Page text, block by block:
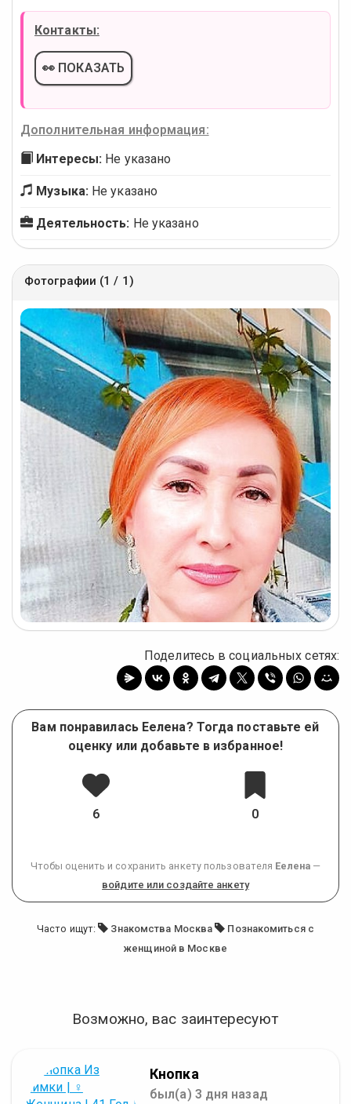
Контакты:
👀 ПОКАЗАТЬ
Дополнительная информация:
Интересы: Не указано
Музыка: Не указано
Деятельность: Не указано
Фотографии (1 / 1)
Поделитесь в социальных сетях:
Вам понравилась Еелена? Тогда поставьте ей
оценку или добавьте в избранное!
6 0
Чтобы оценить и сохранить анкету пользователя Еелена —
войдите или создайте анкету
Часто ищут: Знакомства Москва
Познакомиться с
женщиной в Москве
Возможно, вас заинтересуют
Кнопка
был(а) 3 дня назад